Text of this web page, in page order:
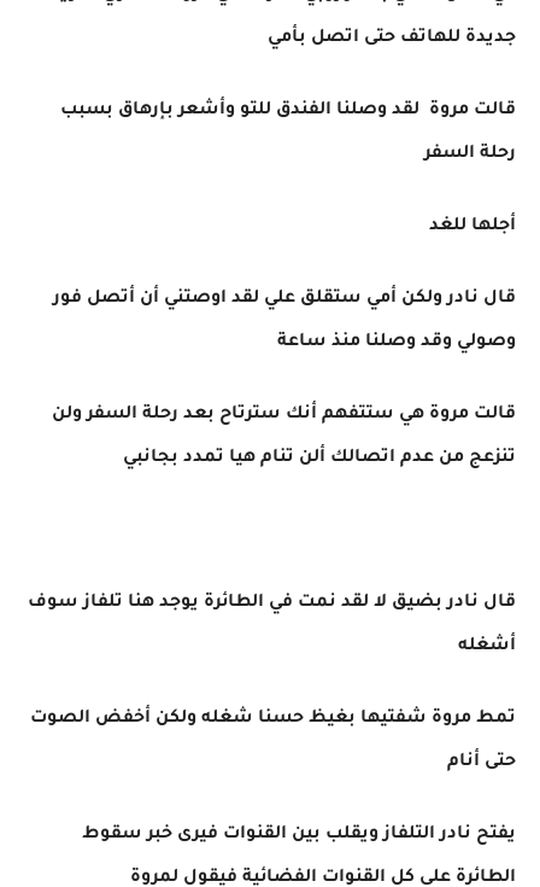
جديدة للهاتف حتى اتصل بأمي
قالت مروة لقد وصلنا الفندق للتو وأشعر بإرهاق بسبب
رحلة السفر
أجلها للغد
قال نادر ولكن أمي ستقلق علي لقد اوصتني أن أتصل فور
وصولي وقد وصلنا منذ ساعة
قالت مروة هي ستتفهم أنك سترتاح بعد رحلة السفر ولن
تنزعج من عدم اتصالك ألن تنام هيا تمدد بجانبي
قال نادر بضيق لا لقد نمت في الطائرة يوجد هنا تلفاز سوف
أشغله
تمط مروة شفتيها بغيظ حسنا شغله ولكن أخفض الصوت
حتى أنام
يفتح نادر التلفاز ويقلب بين القنوات فيرى خبر سقوط
الطائرة على كل القنوات الفضائية فيقول لمروة